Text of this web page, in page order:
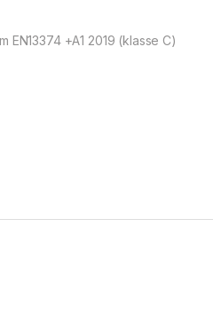
+A1 2019 (klasse C)